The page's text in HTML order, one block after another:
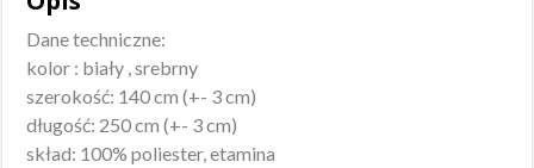
Dane techniczne:
kolor : biały , srebrny
szerokość: 140 cm (+- 3 cm)
długość: 250 cm (+- 3 cm)
skład: 100% poliester, etamina